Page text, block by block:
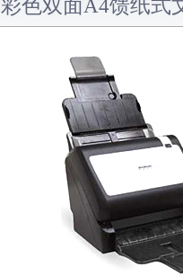
彩色双面A4馈纸式